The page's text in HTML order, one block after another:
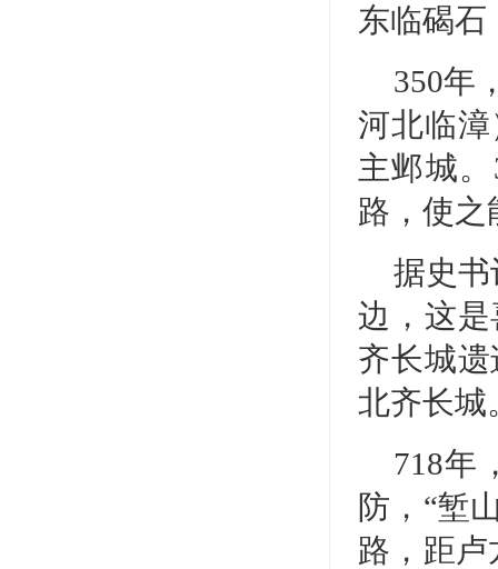
东临碣石
350年
河北临
主邺城
路，使之
据史
边，这
齐长城
北齐长城
718年
防，“堑
路，距